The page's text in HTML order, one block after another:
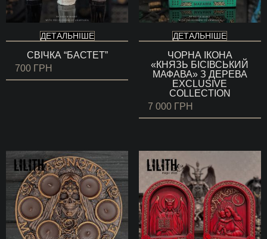
ДЕТАЛЬНІШЕ
СВІЧКА “БАСТЕТ”
700 ГРН
ДЕТАЛЬНІШЕ
ЧОРНА ІКОНА
«КНЯЗЬ БІСІВСЬКИЙ
МАФАВА» З ДЕРЕВА
EXCLUSIVE
COLLECTION
7 000 ГРН